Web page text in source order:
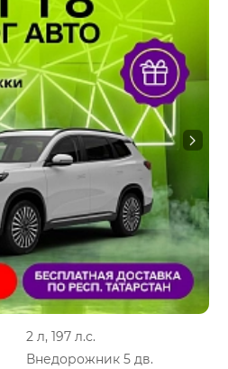
2 л, 197 л.с.
Внедорожник 5 дв.